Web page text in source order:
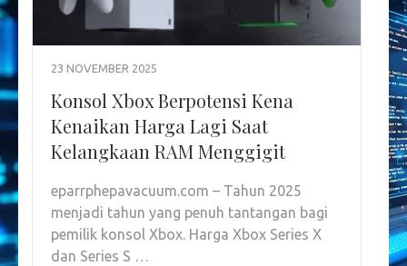
23 NOVEMBER 2025
Konsol Xbox Berpotensi Kena
Kenaikan Harga Lagi Saat
Kelangkaan RAM Menggigit
eparrphepavacuum.com – Tahun 2025
menjadi tahun yang penuh tantangan bagi
pemilik konsol Xbox. Harga Xbox Series X
dan Series S …